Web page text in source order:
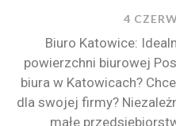
4
Biuro Katowice:
powierzchni biurowej
biura w Katowicach?
dla swojej firmy?
małe